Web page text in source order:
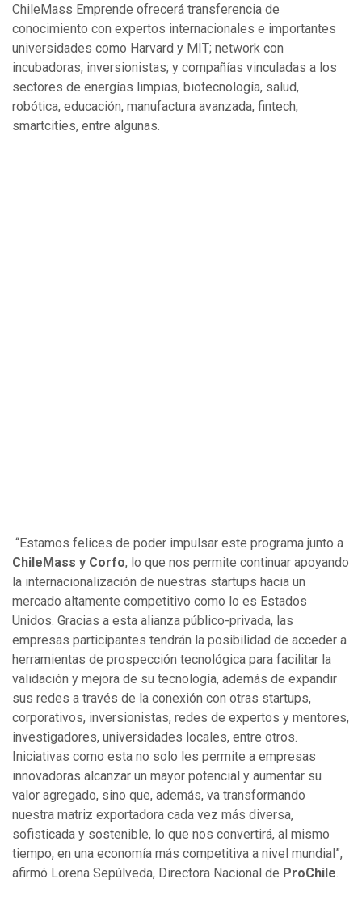
ChileMass Emprende ofrecerá transferencia de
conocimiento con expertos internacionales e importantes
universidades como Harvard y MIT; network con
incubadoras; inversionistas; y compañías vinculadas a los
sectores de energías limpias, biotecnología, salud,
robótica, educación, manufactura avanzada, fintech,
smartcities, entre algunas.
“Estamos felices de poder impulsar este programa junto a
ChileMass y Corfo, lo que nos permite continuar apoyando
la internacionalización de nuestras startups hacia un
mercado altamente competitivo como lo es Estados
Unidos. Gracias a esta alianza público-privada, las
empresas participantes tendrán la posibilidad de acceder a
herramientas de prospección tecnológica para facilitar la
validación y mejora de su tecnología, además de expandir
sus redes a través de la conexión con otras startups,
corporativos, inversionistas, redes de expertos y mentores,
investigadores, universidades locales, entre otros.
Iniciativas como esta no solo les permite a empresas
innovadoras alcanzar un mayor potencial y aumentar su
valor agregado, sino que, además, va transformando
nuestra matriz exportadora cada vez más diversa,
sofisticada y sostenible, lo que nos convertirá, al mismo
tiempo, en una economía más competitiva a nivel mundial”,
afirmó Lorena Sepúlveda, Directora Nacional de ProChile.